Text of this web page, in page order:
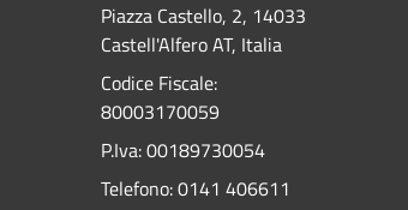
Piazza Castello, 2, 14033
Castell'Alfero AT, Italia
Codice Fiscale:
80003170059
P.Iva: 00189730054
Telefono:0141 406611